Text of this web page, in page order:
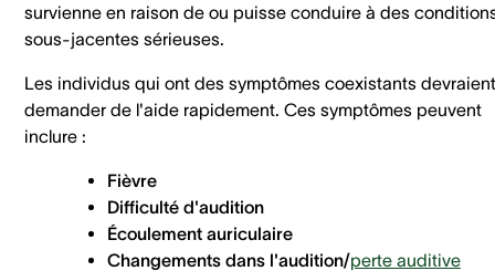
survienne en raison de ou puisse conduire à des
sous-jacentes sérieuses.
Les individus qui ont des symptômes coexistants devraient
demander de l'aide rapidement. Ces symptômes peuvent
inclure :
Fièvre
Difficulté d'audition
Écoulement auriculaire
Changements dans l'audition/perte auditive